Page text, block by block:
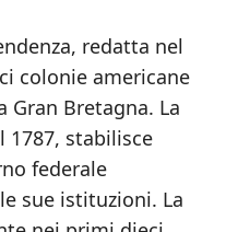
redatta nel
colonie americane
Bretagna. La
1787, stabilisce
federale
sue istituzioni. La